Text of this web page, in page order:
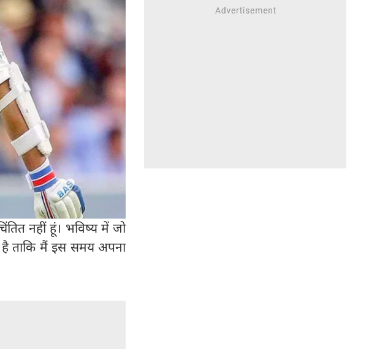
नहीं हूं। भविष्य में जो
है ताकि मैं इस समय अपना